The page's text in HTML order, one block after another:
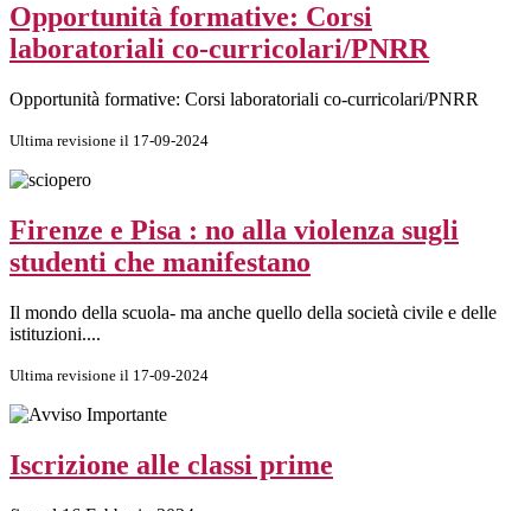
Opportunità formative: Corsi
laboratoriali co-curricolari/PNRR
Opportunità formative: Corsi laboratoriali co-curricolari/PNRR
Ultima revisione il 17-09-2024
Firenze e Pisa : no alla violenza sugli
studenti che manifestano
Il mondo della scuola- ma anche quello della società civile e delle
istituzioni....
Ultima revisione il 17-09-2024
Iscrizione alle classi prime